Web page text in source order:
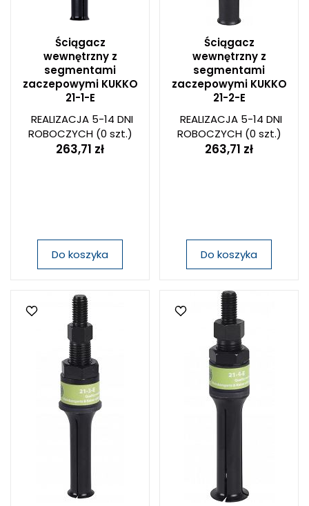
Ściągacz
wewnętrzny z
segmentami
zaczepowymi KUKKO
21-1-E
REALIZACJA 5-14 DNI
ROBOCZYCH(0 szt.)
263,71 zł
Do koszyka
Ściągacz
wewnętrzny z
segmentami
zaczepowymi KUKKO
21-2-E
REALIZACJA 5-14 DNI
ROBOCZYCH(0 szt.)
263,71 zł
Do koszyka